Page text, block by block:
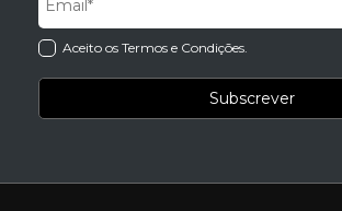
Aceito os Termos e Condições.